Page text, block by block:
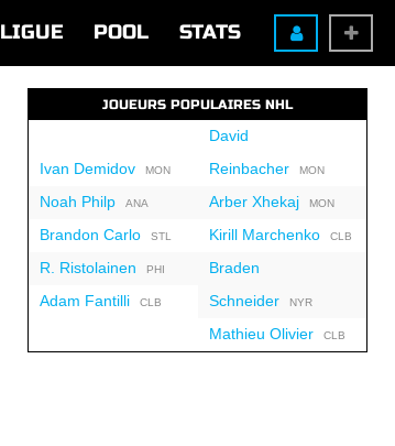
LIGUE POOL STATS
JOUEURS POPULAIRES NHL
Ivan DemidovMON
Noah PhilpANA
Brandon CarloSTL
R. Ristolainen PHI
Adam FantilliCLB
David
ReinbacherMON
Arber XhekajMON
Kirill MarchenkoCLB
Braden
SchneiderNYR
Mathieu OlivierCLB